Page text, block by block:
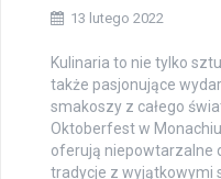
13 lutego 2022
Kulinaria to nie tylko
także pasjonujące
smakoszy z całego
Oktoberfest w
oferują niepowtarzalne
tradycje z wyjątkowymi